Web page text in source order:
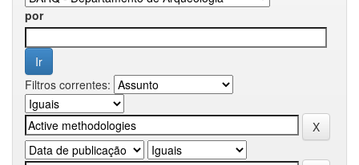
por
Filtros correntes: